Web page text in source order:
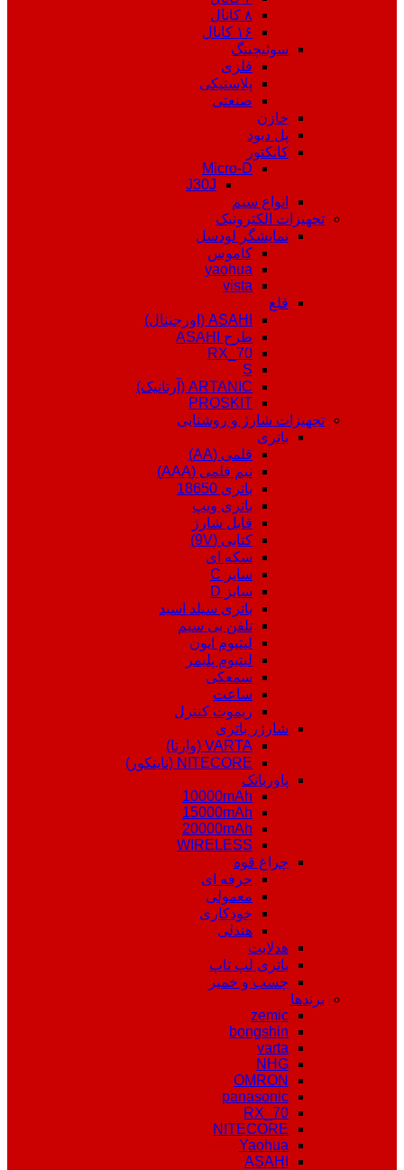
۸ کانال
۱۶ کانال
سوئیچینگ
فلزی
پلاستیکی
صنعتی
خازن
پل دیود
کانکتور
Micro-D
J30J
انواع سیم
تجهیزات الکترونیک
نمایشگر لودسل
کاموس
yaohua
vista
قلع
ASAHI (اورجینال)
طرح ASAHI
RX_70
S
ARTANIC (آرتانیک)
PROSKIT
تجهیزات شارژ و روشنایی
باتری
قلمی (AA)
نیم قلمی (AAA)
باتری 18650
باتری ویپ
قابل شارژ
کتابی (9V)
سکه ای
سایز C
سایز D
باتری سیلد اسید
تلفن بی سیم
لیتیوم ایون
لیتیوم پلیمر
سمعکی
ساعت
ریموت کنترل
شارژر باتری
VARTA (وارتا)
NITECORE (نایتکور)
پاوربانک
10000mAh
15000mAh
20000mAh
WIRELESS
چراغ قوه
حرفه ای
معمولی
خودکاری
هندلی
هدلایت
باتری لپ تاپ
چسب و خمیر
برندها
zemic
bongshin
varta
NHG
OMRON
panasonic
RX_70
NITECORE
Yaohua
ASAHI